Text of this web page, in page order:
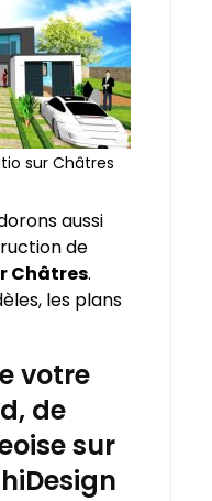
sur Châtres
aussi
de
Châtres.
les plans
votre
de
sur